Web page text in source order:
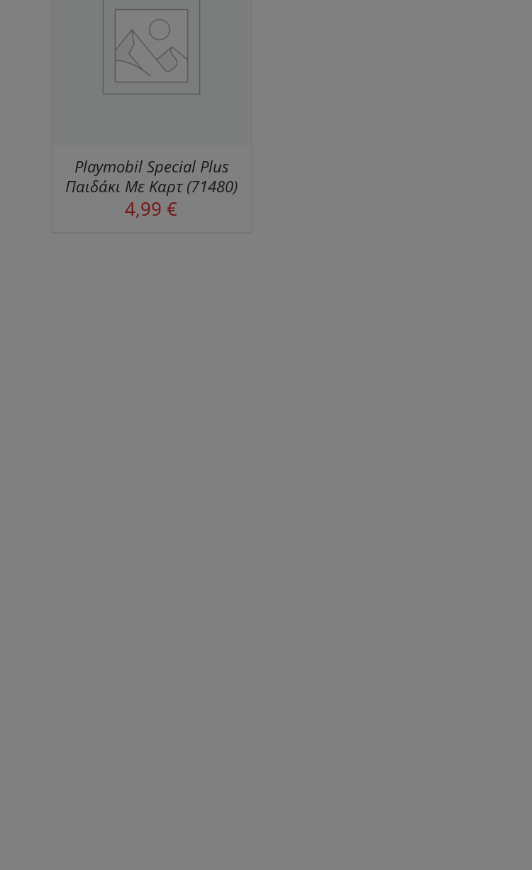
Playmobil Special Plus
Παιδάκι Με Καρτ (71480)
4,99€